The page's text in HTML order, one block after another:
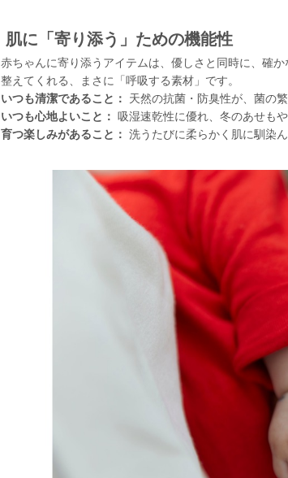
肌に「寄り添う」ための機能性
赤ちゃんに寄り添うアイテムは、優しさと同時に、確
整えてくれる、まさに「呼吸する素材」です。
いつも清潔であること：
天然の抗菌・防臭性が、菌の
いつも心地よいこと： 吸湿速乾性に優れ、冬のあせも
育つ楽しみがあること： 洗うたびに柔らかく肌に馴染